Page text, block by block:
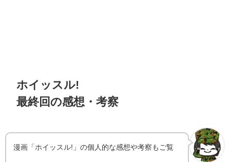
ホイッスル!
最終回の感想・考察
漫画「ホイッスル!」の個人的な感想や考察もご覧